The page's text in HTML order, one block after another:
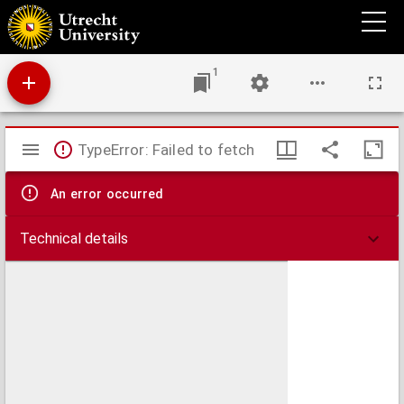
Manier om paarden wel te behandelen, of grondige onderrichting waar by word
aangetoond, welke de oorzaaken zyn, van de meeste gebréken, die in de paarden
gevonden worden: de geschikste middelen aan de hand gegeeven, om die gebréken er
uit te helpen, en verscheide zeer aangenaame en deugdzaame qualiteiten in de
paarden te brengen; de behandeling der zweep. enz. enz. : alles behoorende tot de ryd-
konst met paarden voor alle soort van rytuigen
1
Mirador
viewer
TypeError: Failed to fetch
An error occurred
Technical details